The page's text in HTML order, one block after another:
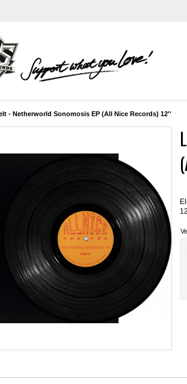
- Netherworld Sonomosis EP (All Nice Records) 12''